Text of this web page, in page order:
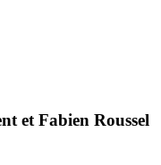
et Fabien Roussel